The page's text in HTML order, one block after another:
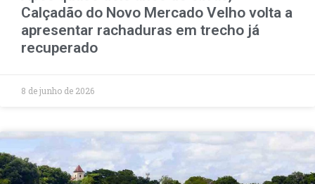
Calçadão do Novo Mercado Velho volta a
apresentar rachaduras em trecho já
recuperado
8 de junho de 2026